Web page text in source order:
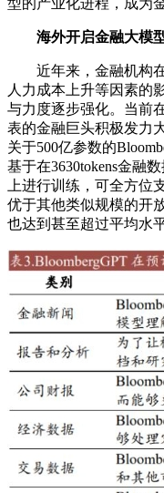
海外开启金融大模
近年来，金融机构
人力成本上升等因素的
与力度逐步强化。当前
表的金融巨头积极发力
关于500亿参数的
基于在3630tokens金融
上进行训练，可全方位
优于其他类似规模的开
也达到甚至超过平均水平